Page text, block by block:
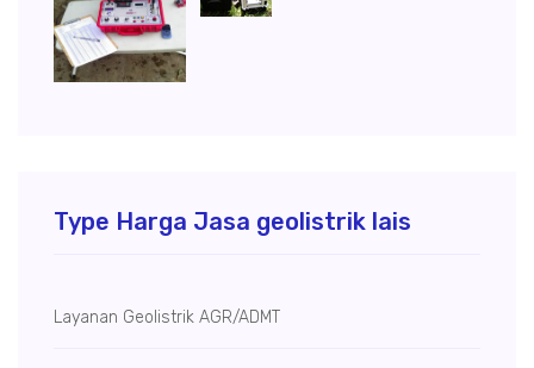
Type Harga Jasa geolistrik lais
Layanan Geolistrik AGR/ADMT